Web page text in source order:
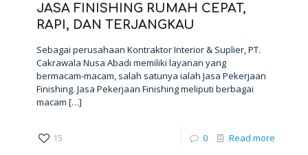
JASA FINISHING RUMAH CEPAT,
RAPI, DAN TERJANGKAU
Sebagai perusahaan Kontraktor Interior & Suplier, PT.
Cakrawala Nusa Abadi memiliki layanan yang
bermacam-macam, salah satunya ialah Jasa Pekerjaan
Finishing. Jasa Pekerjaan Finishing meliputi berbagai
macam […]
15 0 Read more